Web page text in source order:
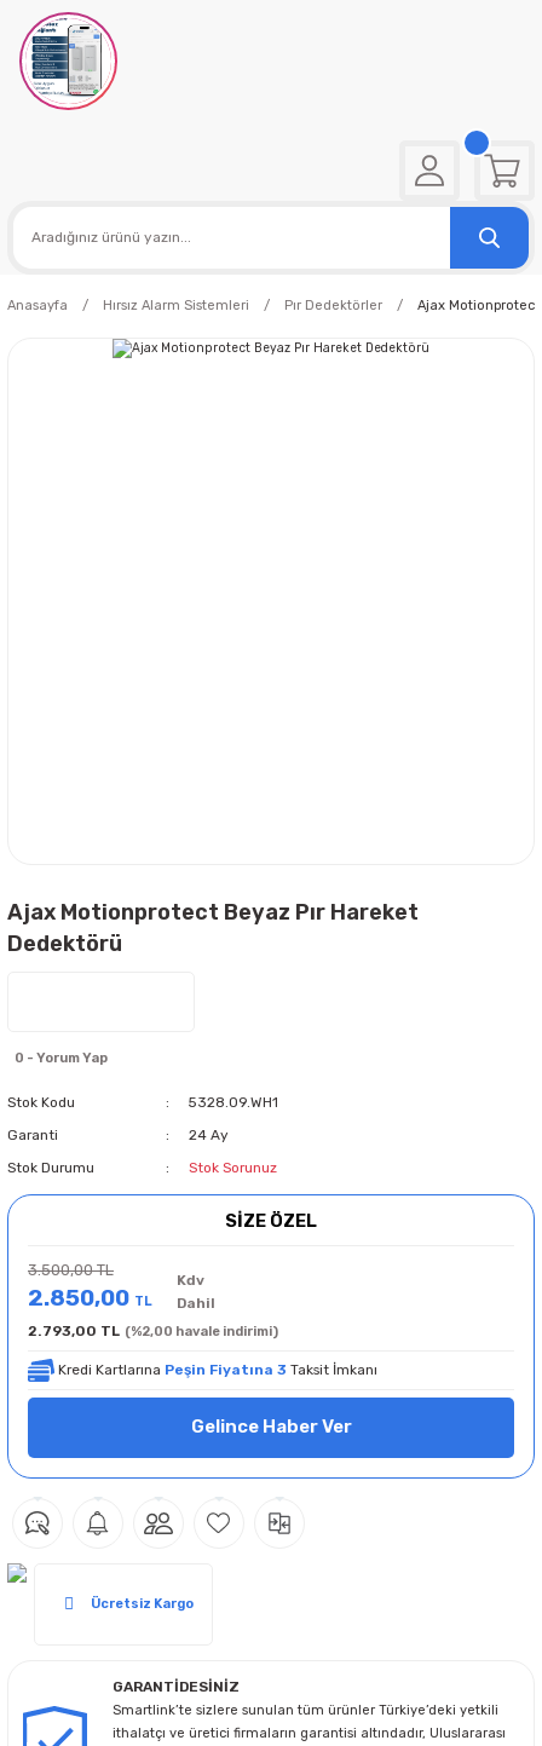
Anasayfa Hırsız Alarm Sistemleri Pır Dedektörler Ajax
Ajax Motionprotect Beyaz Pır Hareket
Dedektörü
0 - Yorum Yap
Stok Kodu
5328.09.WH1
Garanti
24 Ay
Stok Durumu
Stok Sorunuz
SİZE ÖZEL
3.500,00 TL
2.850,00 TL
Kdv
Dahil
2.793,00 TL (%2,00 havale indirimi)
Kredi Kartlarına Peşin Fiyatına 3 Taksit İmkanı
Gelince Haber Ver
Ücretsiz Kargo
GARANTİDESİNİZ
Smartlink’te sizlere sunulan tüm ürünler Türkiye’deki yetkili
ithalatçı ve üretici firmaların garantisi altındadır, Uluslararası